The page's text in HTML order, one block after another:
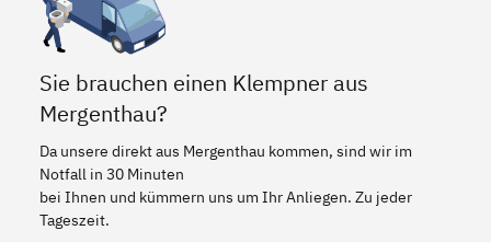
Sie brauchen einen Klempner aus
Mergenthau?
Da unsere direkt aus Mergenthau kommen, sind wir im
Notfall in 30 Minuten
bei Ihnen und kümmern uns um Ihr Anliegen. Zu jeder
Tageszeit.